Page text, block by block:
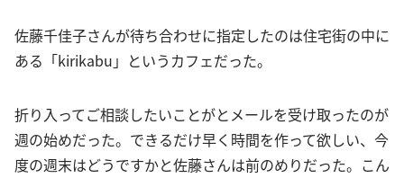
佐藤千佳子さんが待ち合わせに指定したのは住宅街の中に
ある「kirikabu」というカフェだった。
折り入ってご相談したいことがとメールを受け取ったのが
週の始めだった。できるだけ早く時間を作って欲しい、今
度の週末はどうですかと佐藤さんは前のめりだった。こん